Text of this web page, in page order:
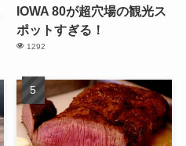
IOWA 80が超穴場の観光ス
ポットすぎる！
1292